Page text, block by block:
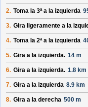
2. Toma la 3ª a la izquierda
3. Gira ligeramente a la
4. Toma la 2ª a la izquierda
5. Gira a la izquierda. 14 m
6. Gira a la izquierda. 1.8 km
7. Gira a la izquierda 8.9 km
8. Gira a la derecha 500 m